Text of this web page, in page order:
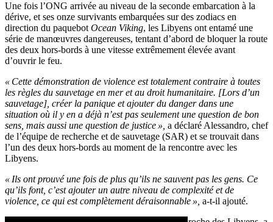
Une fois l’ONG arrivée au niveau de la seconde embarcation à la
dérive, et ses onze survivants embarquées sur des zodiacs en
direction du paquebot Ocean Viking, les Libyens ont entamé une
série de manœuvres dangereuses, tentant d’abord de bloquer la route
des deux hors-bords à une vitesse extrêmement élevée avant
d’ouvrir le feu.
« Cette démonstration de violence est totalement contraire à toutes
les règles du sauvetage en mer et au droit humanitaire. [Lors d’un
sauvetage], créer la panique et ajouter du danger dans une
situation où il y en a déjà n’est pas seulement une question de bon
sens, mais aussi une question de justice », a déclaré Alessandro, chef
de l’équipe de recherche et de sauvetage (SAR) et se trouvait dans
l’un des deux hors-bords au moment de la rencontre avec les
Libyens.
« Ils ont prouvé une fois de plus qu’ils ne sauvent pas les gens. Ce
qu’ils font, c’est ajouter un autre niveau de complexité et de
violence, ce qui est complètement déraisonnable », a-t-il ajouté.